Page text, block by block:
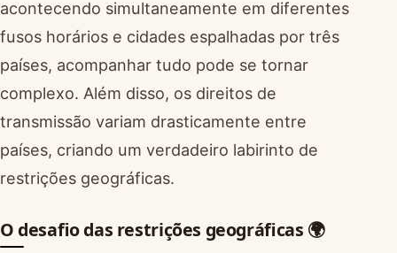
acontecendo simultaneamente em diferentes
fusos horários e cidades espalhadas por três
países, acompanhar tudo pode se tornar
complexo. Além disso, os direitos de
transmissão variam drasticamente entre
países, criando um verdadeiro labirinto de
restrições geográficas.
O desafio das restrições geográficas 🌍